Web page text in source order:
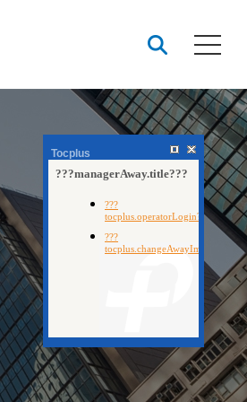
Tocplus